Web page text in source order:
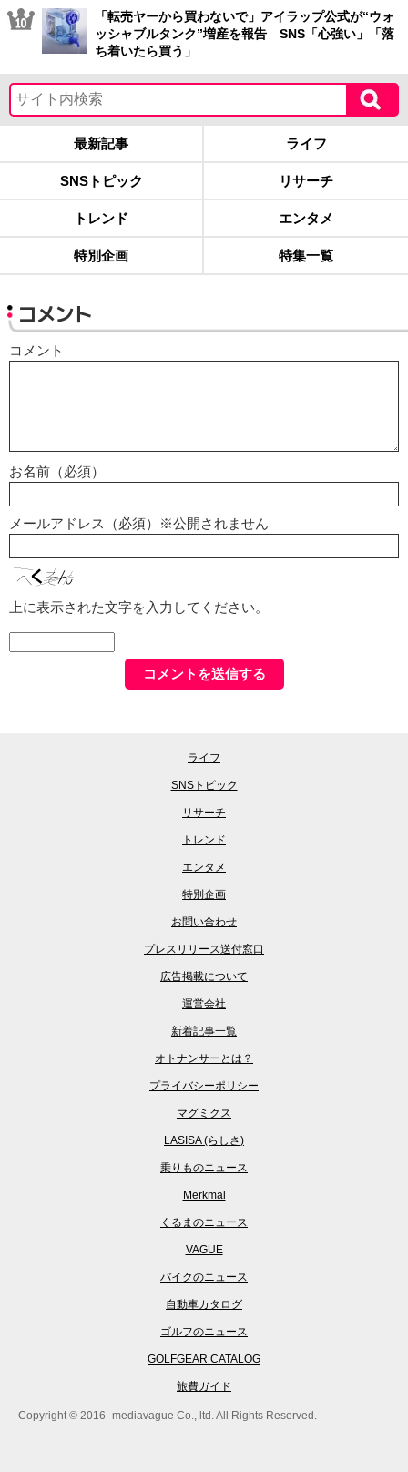
「転売ヤーから買わないで」アイラップ公式が“ウォ
ッシャブルタンク”増産を報告 SNS「心強い」「落
ち着いたら買う」
最新記事 ライフ
SNSトピック リサーチ
トレンド エンタメ
特別企画 特集一覧
コメント
コメント
お名前（必須）
メールアドレス（必須）※公開されません
上に表示された文字を入力してください。
ライフ
SNSトピック
リサーチ
トレンド
エンタメ
特別企画
お問い合わせ
プレスリリース送付窓口
広告掲載について
運営会社
新着記事一覧
オトナンサーとは？
プライバシーポリシー
マグミクス
LASISA (らしさ)
乗りものニュース
Merkmal
くるまのニュース
VAGUE
バイクのニュース
自動車カタログ
ゴルフのニュース
GOLFGEAR CATALOG
旅費ガイド
Copyright © 2016- mediavague Co., ltd. All Rights Reserved.